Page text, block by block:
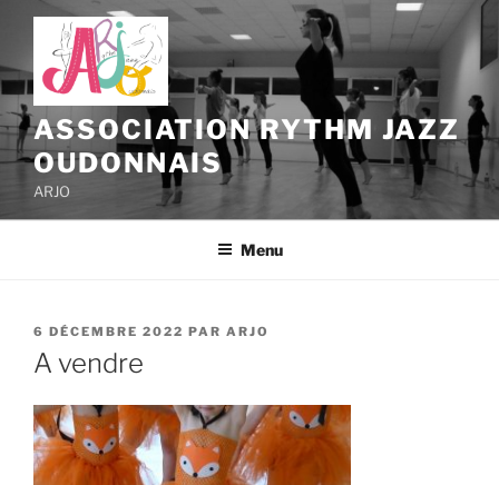
Aller
contenu
principal
ASSOCIATION RYTHM JAZZ
OUDONNAIS
ARJO
Menu
PUBLIÉ
LE
6 DÉCEMBRE 2022 PAR ARJO
A vendre